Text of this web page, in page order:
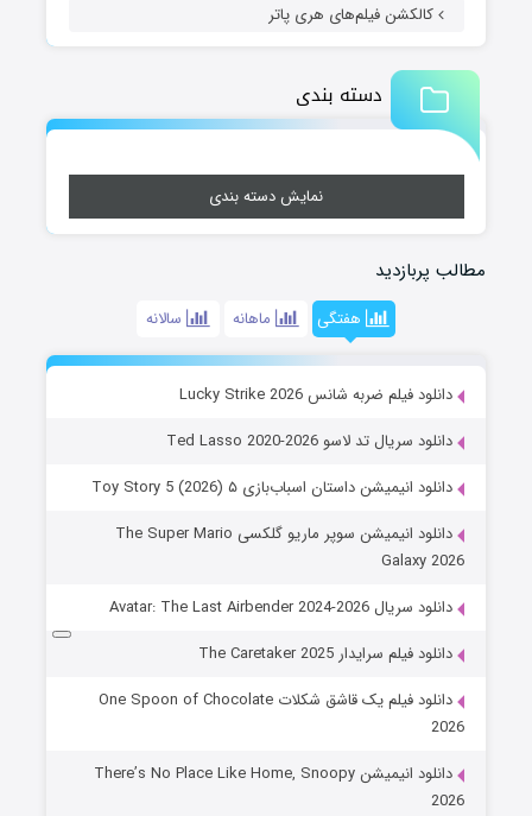
کالکشن فیلم‌های هری پاتر
دسته بندی
نمایش دسته بندی
مطالب پربازدید
هفتگی ماهانه سالانه
دانلود فیلم ضربه شانس Lucky Strike 2026
دانلود سریال تد لاسو Ted Lasso 2020-2026
دانلود انیمیشن داستان اسباب‌بازی ۵ Toy Story 5 (2026)
دانلود انیمیشن سوپر ماریو گلکسی The Super Mario
Galaxy 2026
دانلود سریال Avatar: The Last Airbender 2024-2026
دانلود فیلم سرایدار The Caretaker 2025
دانلود فیلم یک قاشق شکلات One Spoon of Chocolate
2026
دانلود انیمیشن There’s No Place Like Home, Snoopy
2026